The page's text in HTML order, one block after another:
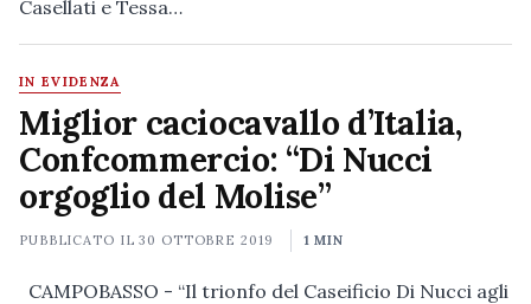
Casellati e Tessa…
IN EVIDENZA
Miglior caciocavallo d’Italia,
Confcommercio: “Di Nucci
orgoglio del Molise”
PUBBLICATO IL30 OTTOBRE 2019 1 MIN
CAMPOBASSO - “Il trionfo del Caseificio Di Nucci agli